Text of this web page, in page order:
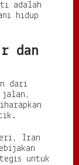
adalah
hidup
dan
dari
jalan,
Iran
untuk